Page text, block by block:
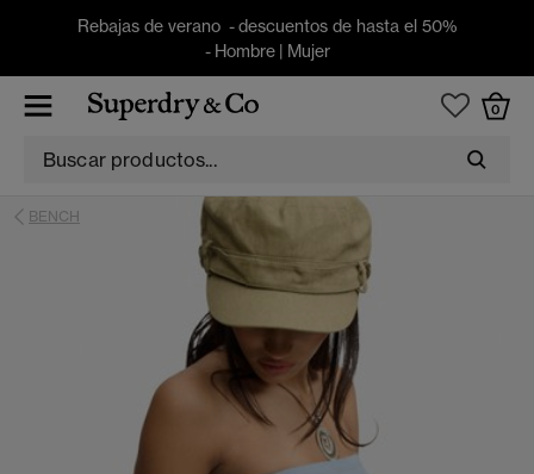
Rebajas de verano - descuentos de hasta el 50%
- Hombre| Mujer
0
BENCH